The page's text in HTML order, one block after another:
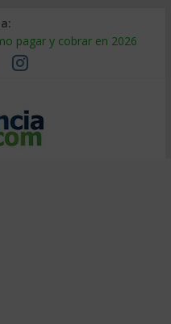
pagar y cobrar en 2026
qué sale tan caro
auditarla a tiempo
suministro: qué hacer
segmentarlo y venderle